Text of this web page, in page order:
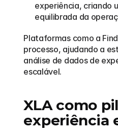
experiência, criando
equilibrada da
Plataformas como a
processo, ajudando a
análise de dados de
escalável.
XLA como
experiência